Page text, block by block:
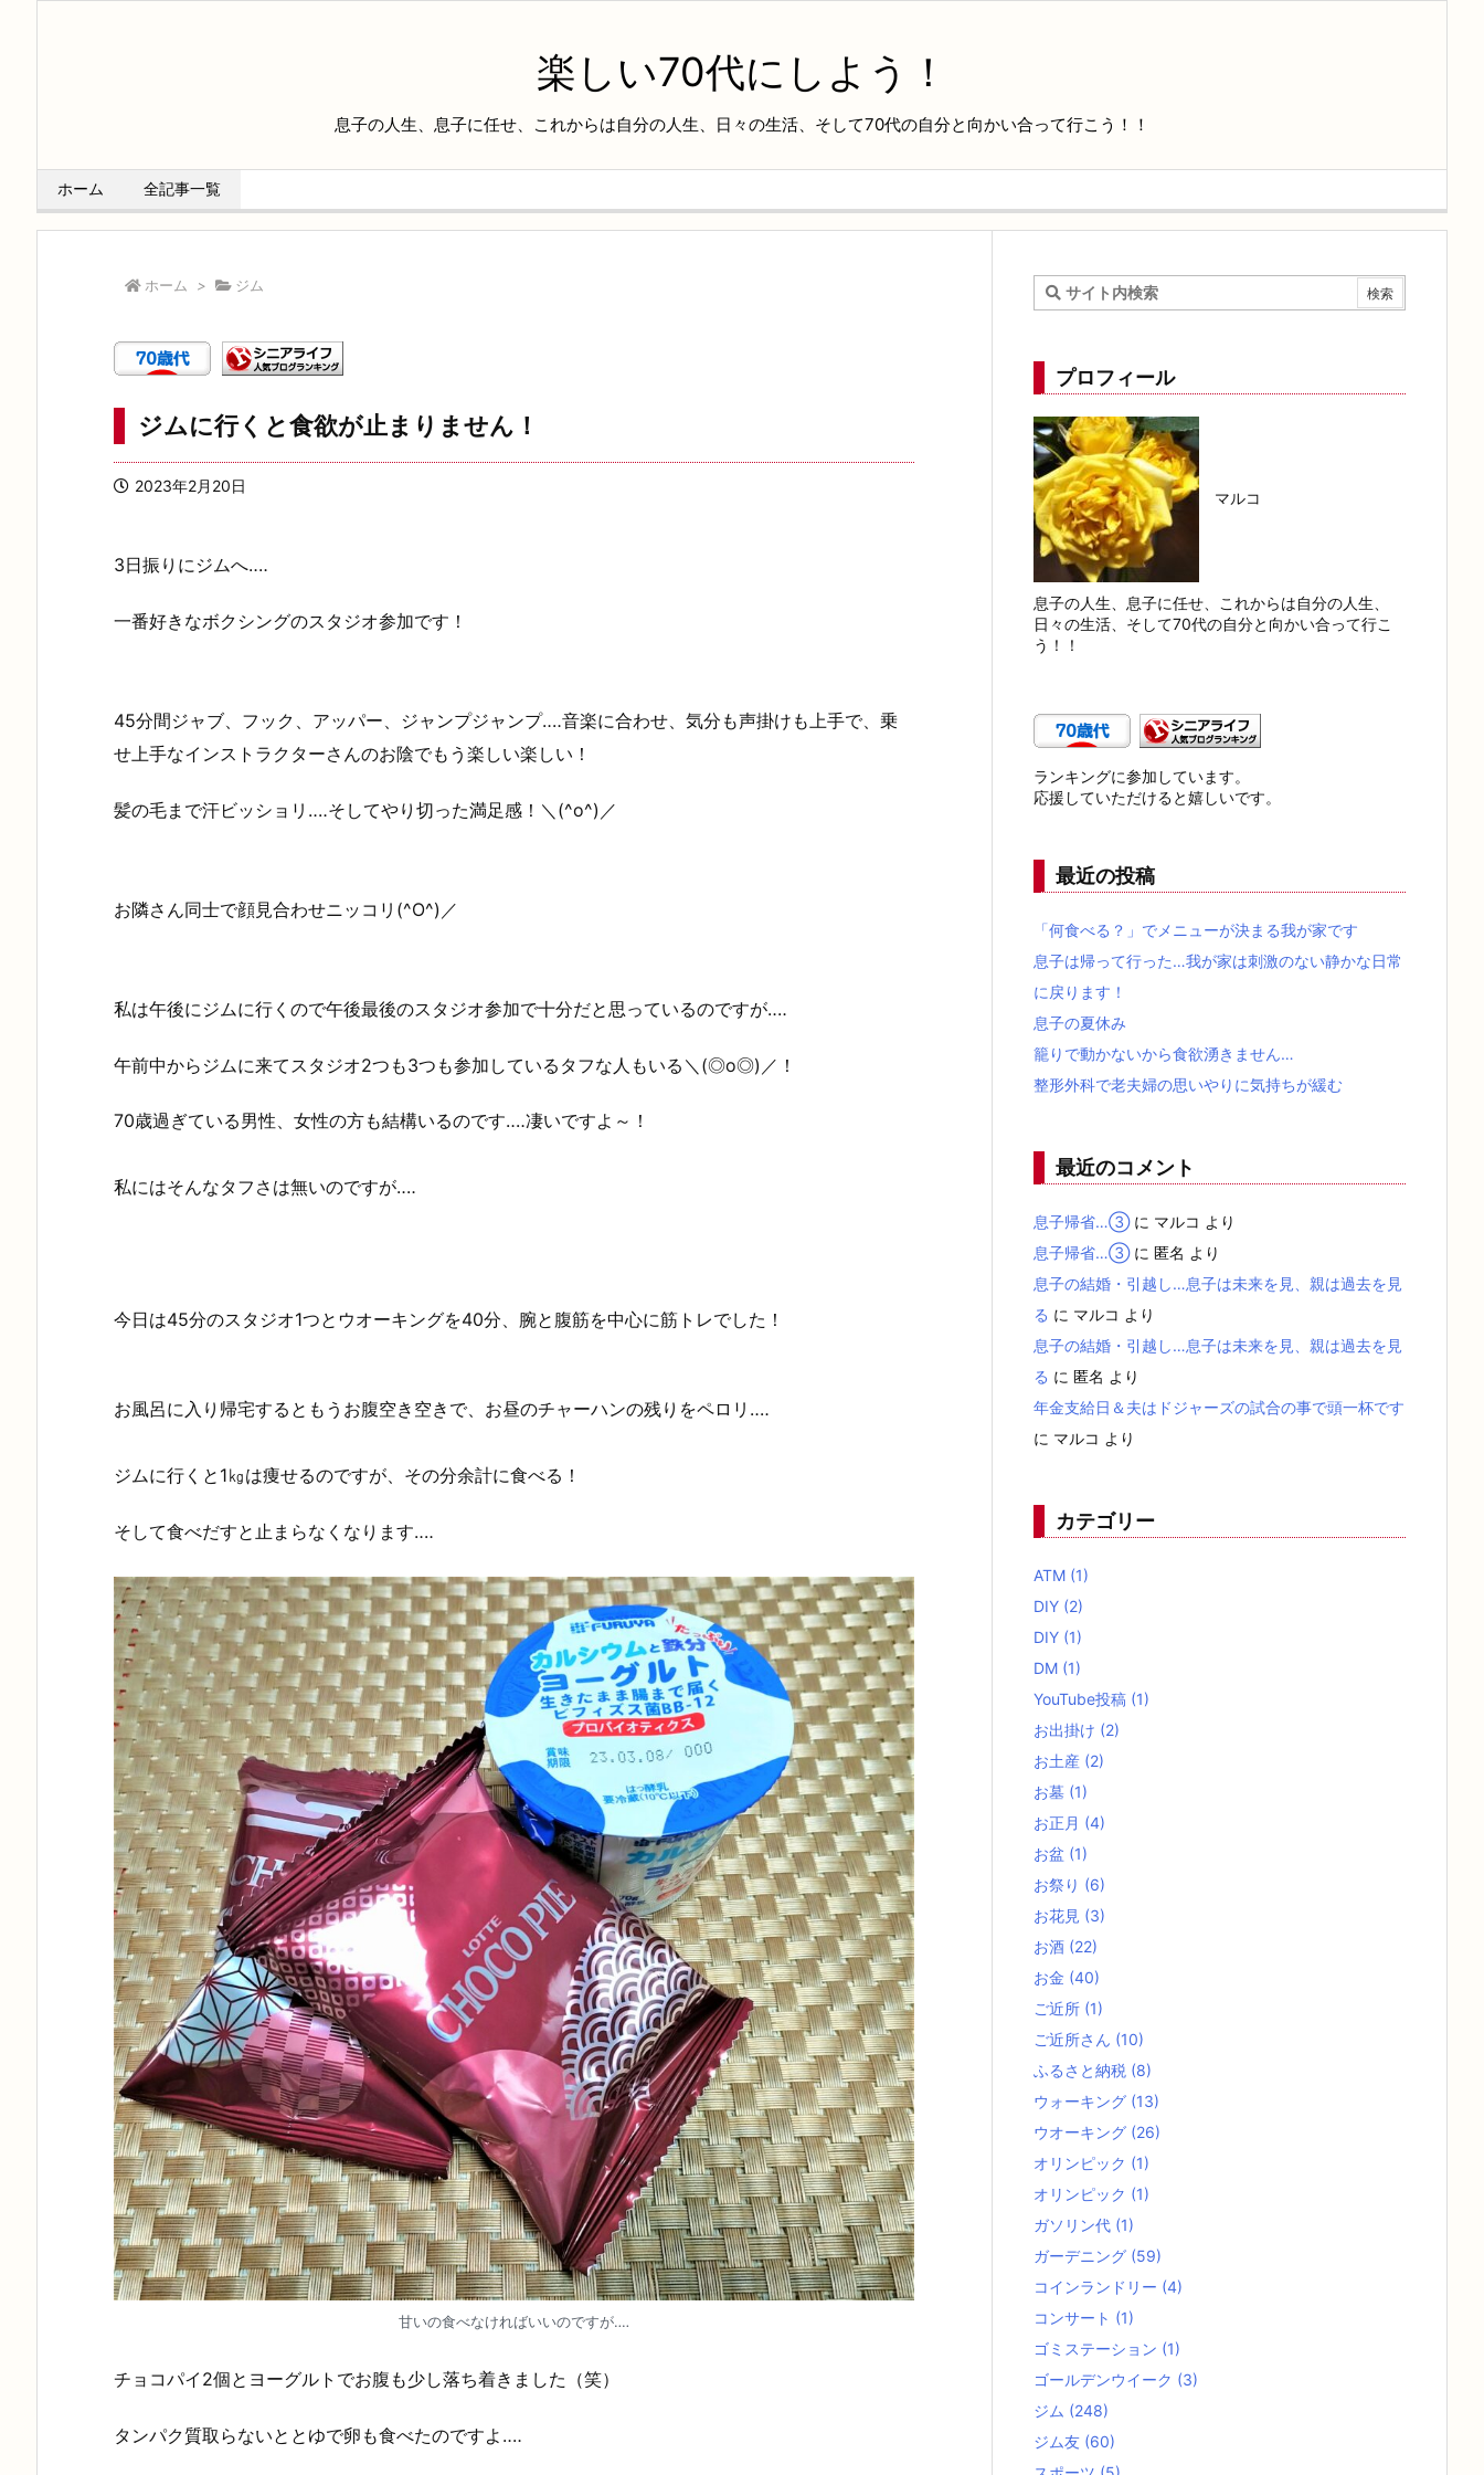
楽しい70代にしよう！
息子の人生、息子に任せ、これからは自分の人生、日々の生活、そして70代の自分と向かい合って行こう！！
ホーム 全記事一覧
ホーム > ジム
ジムに行くと食欲が止まりません！
2023年2月20日
3日振りにジムへ‥‥
一番好きなボクシングのスタジオ参加です！
45分間ジャブ、フック、アッパー、ジャンプジャンプ‥‥音楽に合わせ、気分も声掛けも上手で、乗
せ上手なインストラクターさんのお陰でもう楽しい楽しい！
髪の毛まで汗ビッショリ‥‥そしてやり切った満足感！＼(^o^)／
お隣さん同士で顔見合わせニッコリ(^O^)／
私は午後にジムに行くので午後最後のスタジオ参加で十分だと思っているのですが‥‥
午前中からジムに来てスタジオ2つも3つも参加しているタフな人もいる＼(◎o◎)／！
70歳過ぎている男性、女性の方も結構いるのです‥‥凄いですよ～！
私にはそんなタフさは無いのですが‥‥
今日は45分のスタジオ1つとウオーキングを40分、腕と腹筋を中心に筋トレでした！
お風呂に入り帰宅するともうお腹空き空きで、お昼のチャーハンの残りをペロリ‥‥
ジムに行くと1㎏は痩せるのですが、その分余計に食べる！
そして食べだすと止まらなくなります‥‥
甘いの食べなければいいのですが‥‥
チョコパイ2個とヨーグルトでお腹も少し落ち着きました（笑）
タンパク質取らないととゆで卵も食べたのですよ‥‥
プロフィール
マルコ
息子の人生、息子に任せ、これからは自分の人生、
日々の生活、そして70代の自分と向かい合って行こ
う！！
ランキングに参加しています。
応援していただけると嬉しいです。
最近の投稿
「何食べる？」でメニューが決まる我が家です
息子は帰って行った…我が家は刺激のない静かな日常
に戻ります！
息子の夏休み
籠りで動かないから食欲湧きません…
整形外科で老夫婦の思いやりに気持ちが緩む
最近のコメント
息子帰省…③に マルコ より
息子帰省…③に 匿名 より
息子の結婚・引越し…息子は未来を見、親は過去を見
る に マルコ より
息子の結婚・引越し…息子は未来を見、親は過去を見
る に 匿名 より
年金支給日＆夫はドジャーズの試合の事で頭一杯です
に マルコ より
カテゴリー
ATM (1)
DIY (2)
DIY (1)
DM (1)
YouTube投稿 (1)
お出掛け (2)
お土産 (2)
お墓 (1)
お正月 (4)
お盆 (1)
お祭り (6)
お花見 (3)
お酒 (22)
お金 (40)
ご近所 (1)
ご近所さん (10)
ふるさと納税 (8)
ウォーキング (13)
ウオーキング (26)
オリンピック (1)
オリンピック (1)
ガソリン代 (1)
ガーデニング (59)
コインランドリー (4)
コンサート (1)
ゴミステーション (1)
ゴールデンウイーク (3)
ジム (248)
ジム友 (60)